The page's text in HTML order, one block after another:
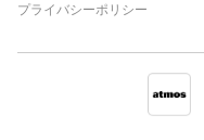
プライバシーポリシー